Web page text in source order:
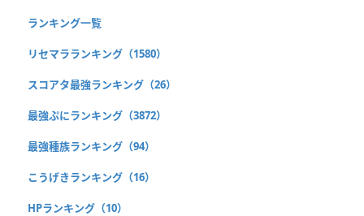
ランキング一覧
リセマラランキング（1580）
スコアタ最強ランキング（26）
最強ぷにランキング（3872）
最強種族ランキング（94）
こうげきランキング（16）
HPランキング（10）